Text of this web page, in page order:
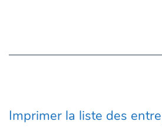
Imprimer la liste des